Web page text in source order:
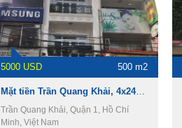
5000 USD 500 m2
Mặt tiền Trần Quang Khải, 4x24m, 4 lầu, 110 tr/th
Trần Quang Khải, Quận 1, Hồ Chí
Minh, Việt Nam